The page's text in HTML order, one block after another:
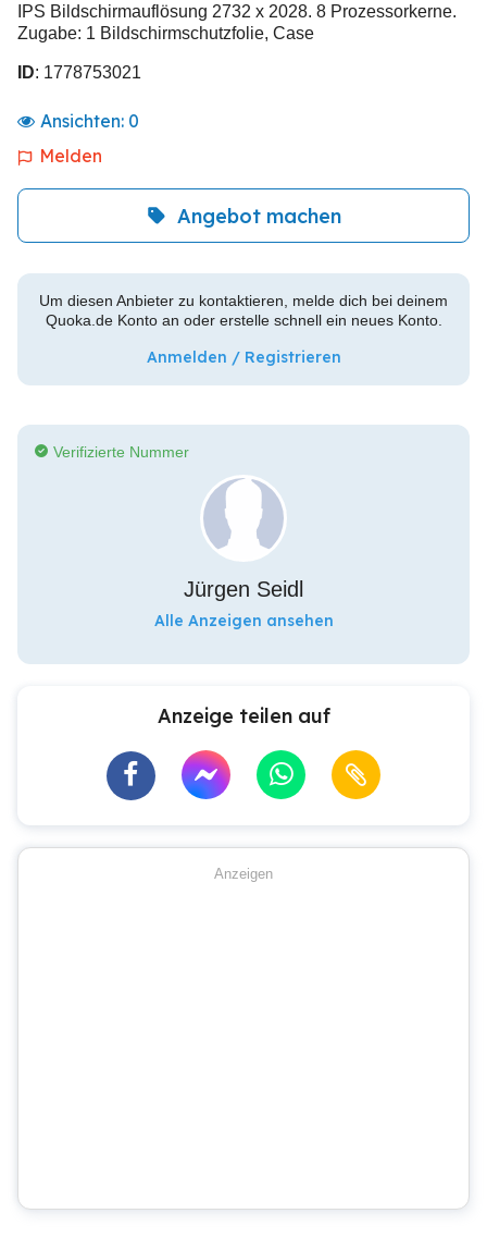
IPS Bildschirmauflösung 2732 x 2028. 8 Prozessorkerne.
Zugabe: 1 Bildschirmschutzfolie, Case
ID: 1778753021
Ansichten: 0
Melden
Angebot machen
Um diesen Anbieter zu kontaktieren, melde dich bei deinem
Quoka.de Konto an oder erstelle schnell ein neues Konto.
Anmelden / Registrieren
Verifizierte Nummer
Jürgen Seidl
Alle Anzeigen ansehen
Anzeige teilen auf
Anzeigen